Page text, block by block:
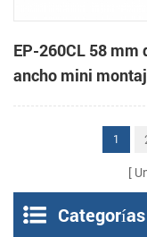
EP-260CL 58 mm
ancho mini
panel de la
térmica con auto-
1
Categorías